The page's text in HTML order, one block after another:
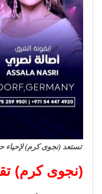
تستعد (نجوى كرم) لإحياء
(نجوى كرم)